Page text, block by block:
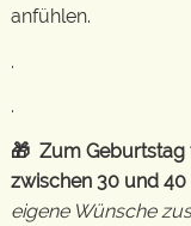
anfühlen.
.
.
🎁 Zum Geburtstag
zwischen 30 und 40
eigene Wünsche